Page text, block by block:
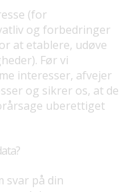
(for
og forbedringer
at etablere, udøve
Før vi
interesser, afvejer
og sikrer os, at de
uberettiget
svar på din